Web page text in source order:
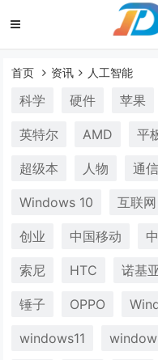
首页 资讯 人工智能
科学 硬件 苹果
英特尔 AMD 平
超级本 人物 通
Windows 10 互联网
创业 中国移动
索尼 HTC 诺基亚
锤子 OPPO
windows11